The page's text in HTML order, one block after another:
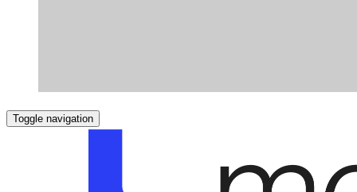
Toggle navigation